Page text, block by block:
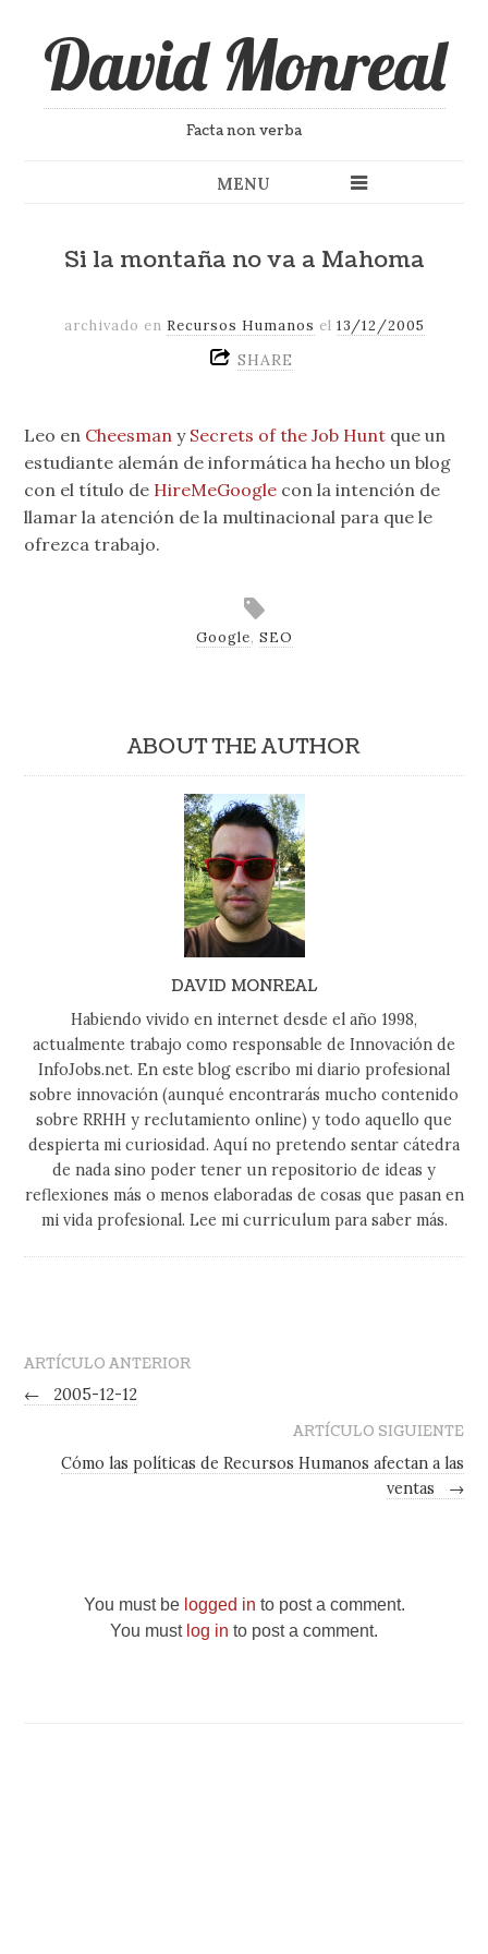
David Monreal
Facta non verba
MENU
Si la montaña no va a Mahoma
archivado en Recursos Humanos el 13/12/2005
SHARE
Leo en Cheesman y Secrets of the Job Hunt que un
estudiante alemán de informática ha hecho un blog
con el título de HireMeGoogle con la intención de
llamar la atención de la multinacional para que le
ofrezca trabajo.
Google, SEO
ABOUT THE AUTHOR
DAVID MONREAL
Habiendo vivido en internet desde el año 1998,
actualmente trabajo como responsable de Innovación de
InfoJobs.net. En este blog escribo mi diario profesional
sobre innovación (aunqué encontrarás mucho contenido
sobre RRHH y reclutamiento online) y todo aquello que
despierta mi curiosidad. Aquí no pretendo sentar cátedra
de nada sino poder tener un repositorio de ideas y
reflexiones más o menos elaboradas de cosas que pasan en
mi vida profesional. Lee mi curriculum para saber más.
ARTÍCULO ANTERIOR
←
2005-12-12
ARTÍCULO SIGUIENTE
Cómo las políticas de Recursos Humanos afectan a las
ventas
→
You must be logged in to post a comment.
You must log in to post a comment.